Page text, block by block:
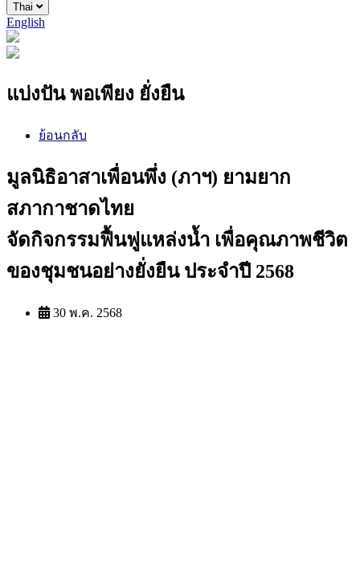
Thai
English
แบ่งปัน พอเพียง ยั่งยืน
ย้อนกลับ
มูลนิธิอาสาเพื่อนพึ่ง (ภาฯ) ยามยาก
สภากาชาดไทย
จัดกิจกรรมฟื้นฟูแหล่งน้ำ เพื่อคุณภาพชีวิต
ของชุมชนอย่างยั่งยืน ประจำปี 2568
30 พ.ค. 2568